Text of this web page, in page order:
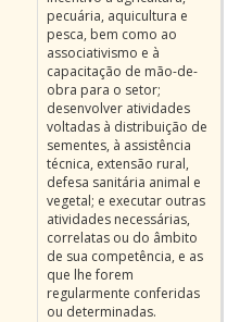
pecuária, aquicultura e
pesca, bem como ao
associativismo e à
capacitação de mão-de-
obra para o setor;
desenvolver atividades
voltadas à distribuição de
sementes, à assistência
técnica, extensão rural,
defesa sanitária animal e
vegetal; e executar outras
atividades necessárias,
correlatas ou do âmbito
de sua competência, e as
que lhe forem
regularmente conferidas
ou determinadas.